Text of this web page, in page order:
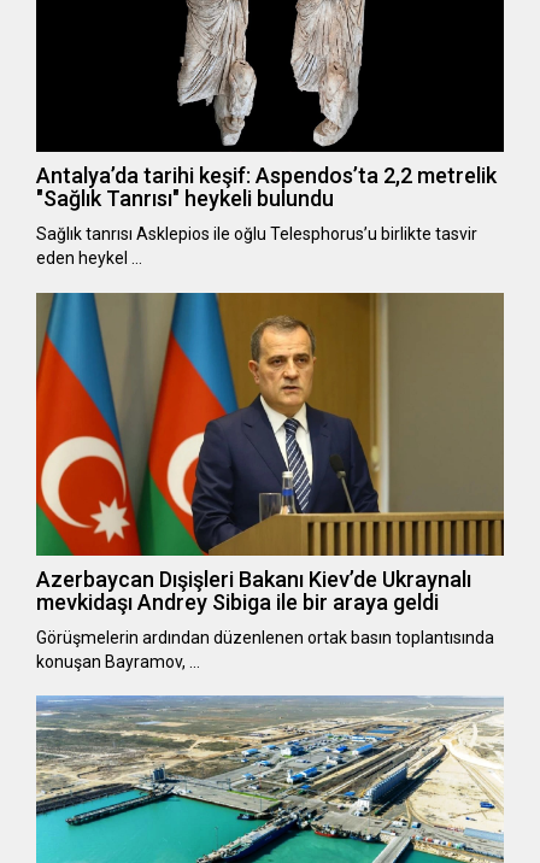
Antalya’da tarihi keşif: Aspendos’ta 2,2 metrelik
"Sağlık Tanrısı" heykeli bulundu
Sağlık tanrısı Asklepios ile oğlu Telesphorus’u birlikte tasvir
eden heykel …
Azerbaycan Dışişleri Bakanı Kiev’de Ukraynalı
mevkidaşı Andrey Sibiga ile bir araya geldi
Görüşmelerin ardından düzenlenen ortak basın toplantısında
konuşan Bayramov, …